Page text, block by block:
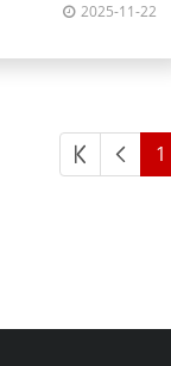
2025-11-22
1